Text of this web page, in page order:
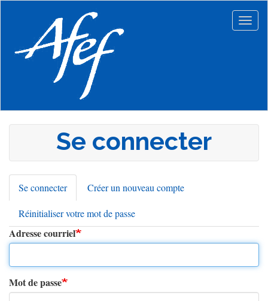
principal
Se connecter
Onglets
principaux
Se connecter(onglet
actif)
Créer un nouveau compte
Réinitialiser votre mot de passe
Adresse courriel
Mot de passe